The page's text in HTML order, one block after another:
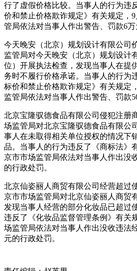
行了虚假价格比较。当事人的行为违
价和禁止价格欺诈规定》有关规定，
管局依法对当事人作出警告、罚款6万
今天晚安（北京）规划设计有限公司
监管局对今天晚安（北京）规划设计
位）开展执法检查，发现当事人在提
务时不履行价格承诺。当事人的行为
标价和禁止价格欺诈规定》有关规定
监管局依法对当事人作出警告、罚款
北京宝隆驭德食品有限公司侵犯注册
场监管局对北京宝隆驭德食品有限公
事人在未取得相关单位授权的情况下
品。当事人的行为违反了《商标法》
京市市场监管局依法对当事人作出没
的行政处罚。
北京仙姿丽人商贸有限公司经营超过
京市市场监管局对北京仙姿丽人商贸
发现当事人经营的部分化妆品已超过
违反了《化妆品监督管理条例》有关
场监管局依法对当事人作出没收违法
元的行政处罚。